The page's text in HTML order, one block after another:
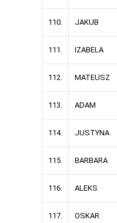
110. JAKUB
111. IZABELA
112. MATEUSZ
113. ADAM
114. JUSTYNA
115. BARBARA
116. ALEKS
117. OSKAR